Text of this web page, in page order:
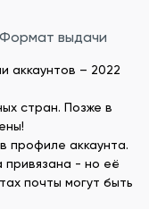
Формат выдачи
аккаунтов – 2022
стран. Позже в
профиле аккаунта.
привязана - но её
почты могут быть